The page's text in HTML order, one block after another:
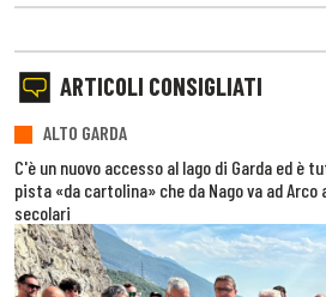
ARTICOLI CONSIGLIATI
ALTO GARDA
C'è un nuovo accesso al lago di Garda ed è
pista «da cartolina» che da Nago va ad
secolari